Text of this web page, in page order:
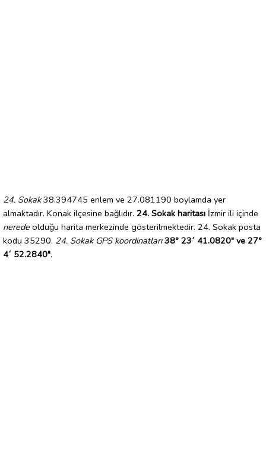
24. Sokak38.394745 enlem ve 27.081190 boylamda yer
almaktadır. Konak ilçesine bağlıdır. 24. Sokak haritası İzmir ili içinde
nerede olduğu harita merkezinde gösterilmektedir. 24. Sokak posta
kodu 35290. 24. Sokak GPS koordinatları 38° 23´ 41.0820" ve 27°
4´ 52.2840".